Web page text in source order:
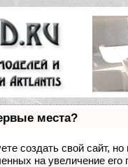
места?
создать свой сайт,
на увеличение